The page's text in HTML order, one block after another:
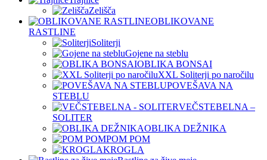
Zelišča
OBLIKOVANE
RASTLINE
Soliterji
Gojene na steblu
OBLIKA BONSAI
XXL Soliterji po naročilu
POVEŠAVA NA
STEBLU
VEČSTEBELNA –
SOLITER
OBLIKA DEŽNIKA
POM POM
KROGLA